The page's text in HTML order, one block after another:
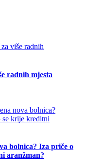
radnih mjesta
bolnica? Iza priče o
aranžman?